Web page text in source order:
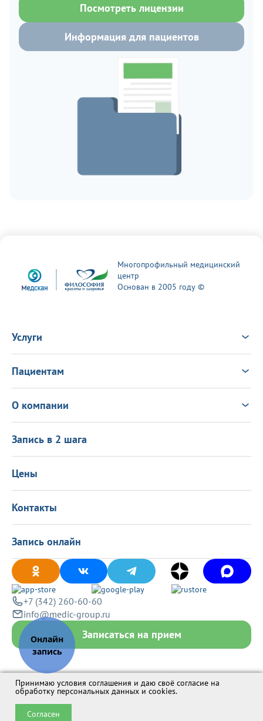
Посмотреть лицензии
Информация для пациентов
Многопрофильный медицинский
центр
Основан в 2005 году ©
Услуги
Врачи
Консультация Онлайн
Выезд врача на дом
Пациентам
Новости
Политика в области качества
Подарочные сертификаты
Программа лояльности
О компании
Информация для пациентов
Лицензиии
Вакансии
Политика конфиденциальности
Запись в 2 шага
Цены
Контакты
Запись онлайн
+7 (342) 260-60-60
info@medic-group.ru
Записаться на прием
Принимаю условия соглашения и даю своё согласие на
обработку персональных данных и cookies.
Согласен